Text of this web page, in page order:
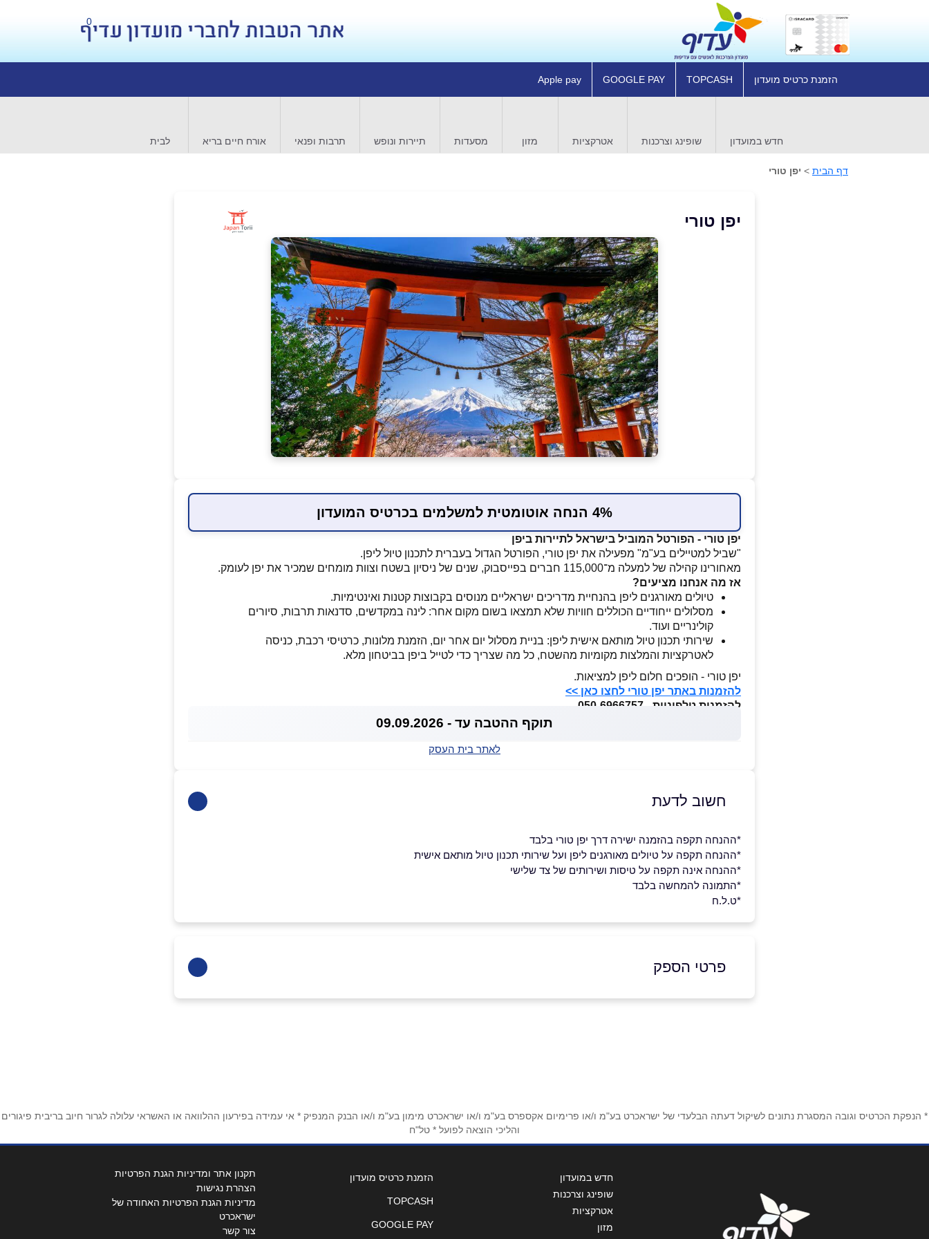
0
הזמנת כרטיס מועדון TOPCASH
GOOGLE PAY
Apple pay
חדש במועדון שופינג וצרכנות אטרקציות מזון מסעדות תיירות ונופש תרבות ופנאי אורח חיים בריא לבית
דף הבית > יפן טורי
יפן טורי
4% הנחה אוטומטית למשלמים בכרטיס המועדון
יפן טורי - הפורטל המוביל בישראל לתיירות ביפן
"שביל למטיילים בע"מ" מפעילה את יפן טורי, הפורטל הגדול בעברית לתכנון טיול ליפן.
מאחורינו קהילה של למעלה מ־115,000 חברים בפייסבוק, שנים של ניסיון בשטח וצוות מומחים שמכיר את יפן לעומק.
אז מה אנחנו מציעים?
טיולים מאורגנים ליפן בהנחיית מדריכים ישראליים מנוסים בקבוצות קטנות ואינטימיות.
מסלולים ייחודיים הכוללים חוויות שלא תמצאו בשום מקום אחר: לינה במקדשים, סדנאות תרבות, סיורים
קולינריים ועוד.
שירותי תכנון טיול מותאם אישית ליפן: בניית מסלול יום אחר יום, הזמנת מלונות, כרטיסי רכבת, כניסה
לאטרקציות והמלצות מקומיות מהשטח, כל מה שצריך כדי לטייל ביפן בביטחון מלא.
יפן טורי - הופכים חלום ליפן למציאות.
להזמנות באתר יפן טורי לחצו כאן >>
להזמנות טלפוניות - 050-6966757
תוקף ההטבה עד - 09.09.2026
לאתר בית העסק
חשוב לדעת
*ההנחה תקפה בהזמנה ישירה דרך יפן טורי בלבד
*ההנחה תקפה על טיולים מאורגנים ליפן ועל שירותי תכנון טיול מותאם אישית
*ההנחה אינה תקפה על טיסות ושירותים של צד שלישי
*התמונה להמחשה בלבד
*ט.ל.ח
פרטי הספק
שם מלא*
* הנפקת הכרטיס וגובה המסגרת נתונים לשיקול דעתה הבלעדי של ישראכרט בע"מ ו/או פרימיום אקספרס בע"מ ו/או ישראכרט מימון בע"מ ו/או הבנק המנפיק * אי עמידה בפירעון ההלוואה או האשראי עלולה לגרור חיוב בריבית פיגורים
והליכי הוצאה לפועל * טל"ח
חדש במועדון
שופינג וצרכנות
אטרקציות
מזון
הזמנת כרטיס מועדון
TOPCASH
GOOGLE PAY
תקנון אתר ומדיניות הגנת הפרטיות
הצהרת נגישות
מדיניות הגנת הפרטיות האחודה של
ישראכרט
צור קשר